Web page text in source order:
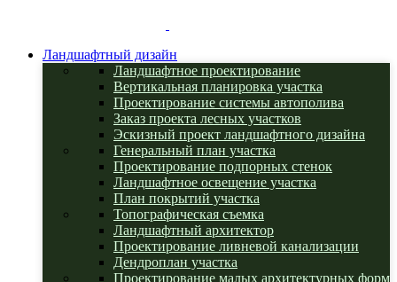
Ландшафтный дизайн
Ландшафтное проектирование
Вертикальная планировка участка
Проектирование системы автополива
Заказ проекта лесных участков
Эскизный проект ландшафтного дизайна
Генеральный план участка
Проектирование подпорных стенок
Ландшафтное освещение участка
План покрытий участка
Топографическая съемка
Ландшафтный архитектор
Проектирование ливневой канализации
Дендроплан участка
Проектирование малых архитектурных форм